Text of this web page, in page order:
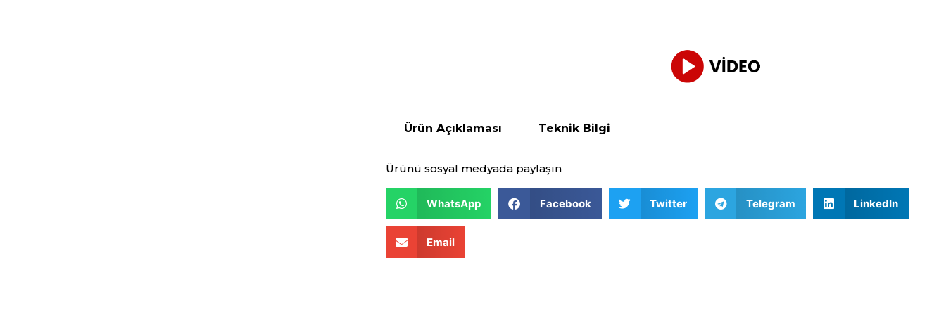
Ürün Açıklaması Teknik Bilgi
Ürünü sosyal medyada paylaşın
WhatsApp Facebook Twitter Telegram LinkedIn
Email